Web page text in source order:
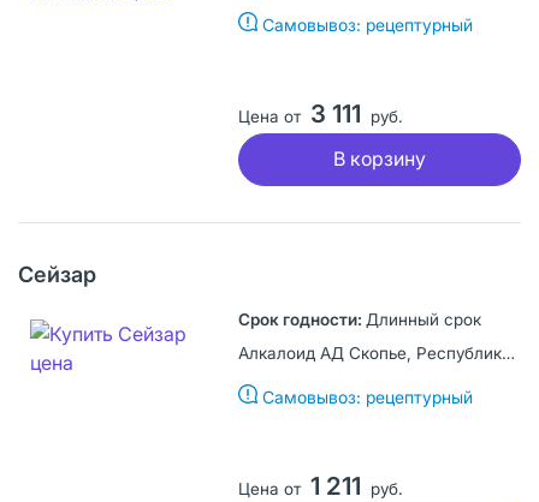
Самовывоз: рецептурный
Цена от 3 111 руб.
В корзину
Сейзар
Длинный срок
Алкалоид АД Скопье, Республика Северная Македония
Самовывоз: рецептурный
Цена от 1 211 руб.